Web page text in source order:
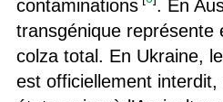
contaminations
. En
transgénique représente
colza total. En Ukraine,
est officiellement